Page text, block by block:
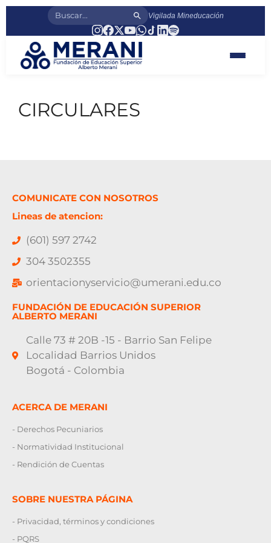
Vigilada Mineducación
CIRCULARES
COMUNICATE CON NOSOTROS
Lineas de atencion:
(601) 597 2742
304 3502355
orientacionyservicio@umerani.edu.co
FUNDACIÓN DE EDUCACIÓN SUPERIOR
ALBERTO MERANI
Calle 73 # 20B -15 - Barrio San Felipe
Localidad Barrios Unidos
Bogotá - Colombia
ACERCA DE MERANI
- Derechos Pecuniarios
- Normatividad Institucional
- Rendición de Cuentas
SOBRE NUESTRA PÁGINA
- Privacidad, términos y condiciones
- PQRS